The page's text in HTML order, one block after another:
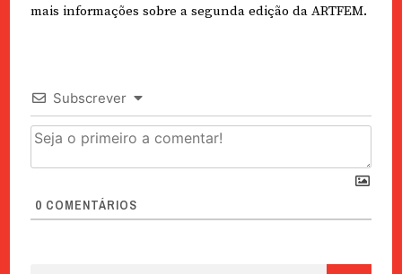
mais informações sobre a segunda edição da ARTFEM.
Subscrever
0 COMENTÁRIOS